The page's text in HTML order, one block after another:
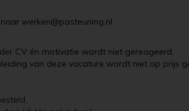
werken@pasteuning.nl
CV én motivatie wordt niet gereageerd.
van deze vacature wordt niet op prijs